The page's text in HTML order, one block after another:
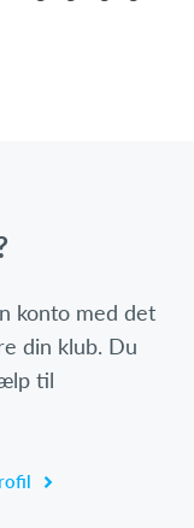
konto med det
din klub. Du
til